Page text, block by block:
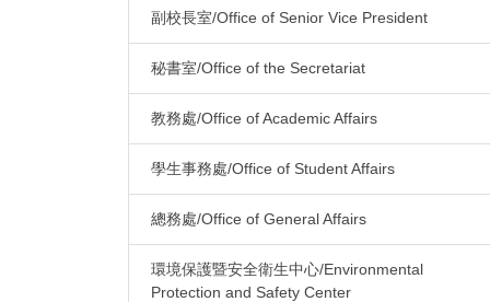
副校長室/Office of Senior Vice President
秘書室/Office of the Secretariat
教務處/Office of Academic Affairs
學生事務處/Office of Student Affairs
總務處/Office of General Affairs
環境保護暨安全衛生中心/Environmental
Protection and Safety Center